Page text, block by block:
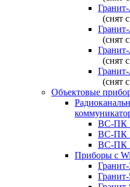
(снят
(снят
(снят
(снят
Объектовые
ВС-ПК
ВС-ПК
ВС-ПК
Приборы с